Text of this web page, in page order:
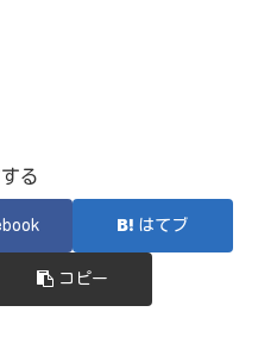
る
はてブ
コピー